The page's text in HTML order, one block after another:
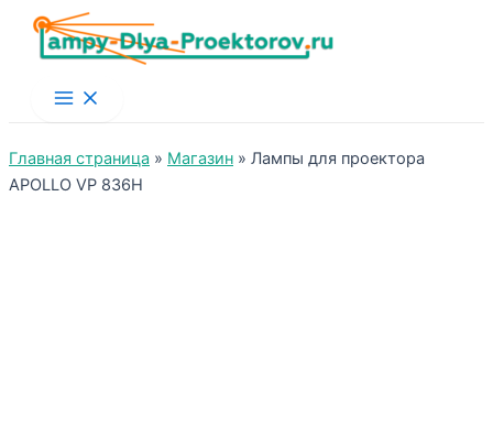
Main
Menu
Главная страница » Магазин » Лампы для проектора
APOLLO VP 836H